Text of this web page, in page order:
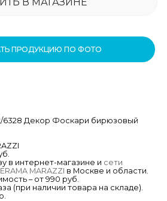
ПРОДУКЦИЮ ПО ФОТО
6328 Декор Фоскари бирюзовый
в интернет-магазине и сети
MARAZZI в Москве и области.
– от 990 руб.
(при наличии товара на складе).